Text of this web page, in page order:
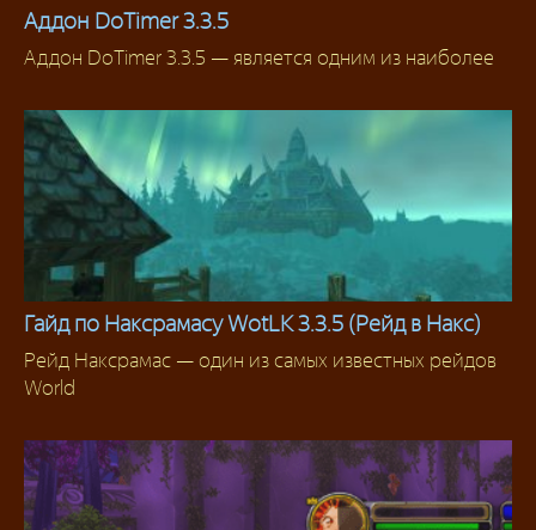
Классовые аддоны
Аддон DoTimer 3.3.5
Аддон DoTimer 3.3.5 — является одним из наиболее
Гайды
Гайд по Наксрамасу WotLK 3.3.5 (Рейд в Накс)
Рейд Наксрамас — один из самых известных рейдов
World